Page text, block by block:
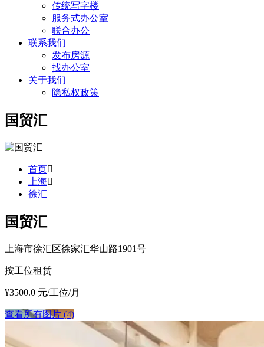
传统写字楼
服务式办公室
联合办公
联系我们
发布房源
找办公室
关于我们
隐私权政策
国贸汇
首页
上海
徐汇
国贸汇
上海市徐汇区徐家汇华山路1901号
按工位租赁
¥3500.0 元/工位/月
查看所有图片 (4)